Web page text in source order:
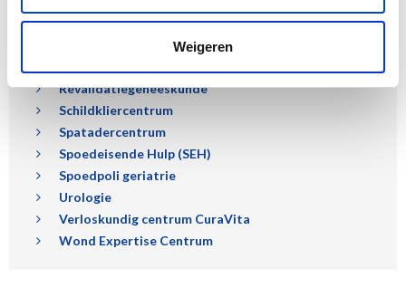
Weigeren
Psychiatrie
Revalidatiegeneeskunde
Schildkliercentrum
Spatadercentrum
Spoedeisende Hulp (SEH)
Spoedpoli geriatrie
Urologie
Verloskundig centrum CuraVita
Wond Expertise Centrum